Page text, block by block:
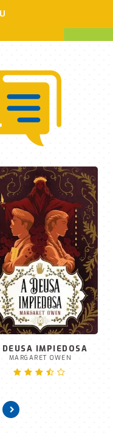
DEUSA IMPIEDOSA
MARGARET OWEN